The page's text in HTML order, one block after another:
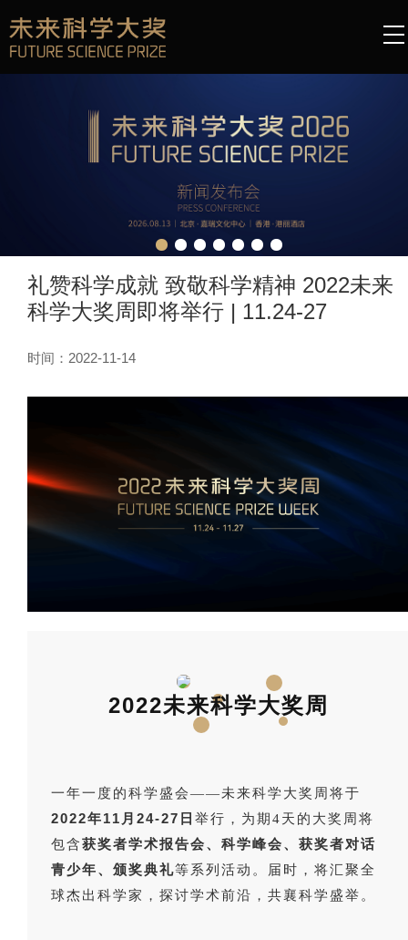
礼赞科学成就 致敬科学精神 2022未来
科学大奖周即将举行 | 11.24-27
时间：2022-11-14
2022未来科学大奖周
一年一度的科学盛会——未来科学大奖周将于
2022年11月24-27日 举行，为期4天的大奖周将
包含获奖者学术报告会、科学峰会、获奖者对话
青少年、颁奖典礼等系列活动。届时，将汇聚全
球杰出科学家，探讨学术前沿，共襄科学盛举。